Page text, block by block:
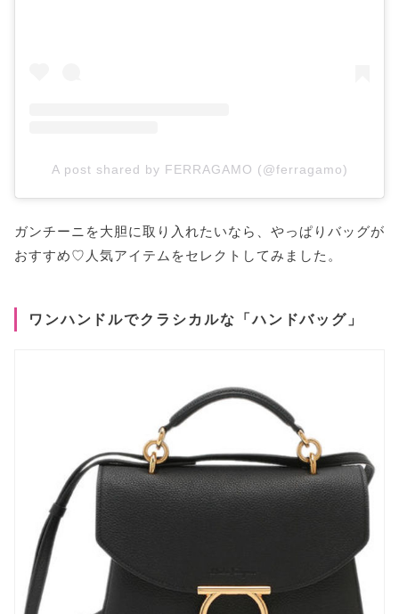
A post shared by FERRAGAMO (@ferragamo)
ガンチーニを大胆に取り入れたいなら、やっぱりバッグが
おすすめ♡人気アイテムをセレクトしてみました。
ワンハンドルでクラシカルな「ハンドバッグ」